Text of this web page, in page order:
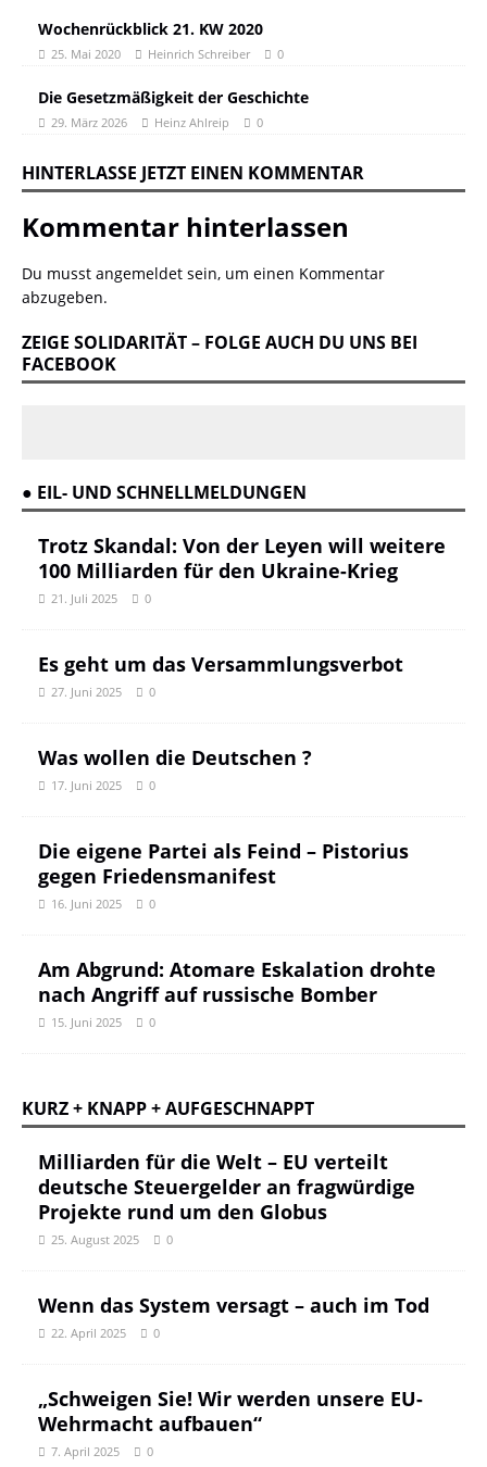
Wochenrückblick 21. KW 2020
25. Mai 2020 Heinrich Schreiber 0
Die Gesetzmäßigkeit der Geschichte
29. März 2026 Heinz Ahlreip 0
HINTERLASSE JETZT EINEN KOMMENTAR
Kommentar hinterlassen
Du musst angemeldet sein, um einen Kommentar
abzugeben.
ZEIGE SOLIDARITÄT – FOLGE AUCH DU UNS BEI
FACEBOOK
● EIL- UND SCHNELLMELDUNGEN
Trotz Skandal: Von der Leyen will weitere
100 Milliarden für den Ukraine-Krieg
21. Juli 2025 0
Es geht um das Versammlungsverbot
27. Juni 2025 0
Was wollen die Deutschen ?
17. Juni 2025 0
Die eigene Partei als Feind – Pistorius
gegen Friedensmanifest
16. Juni 2025 0
Am Abgrund: Atomare Eskalation drohte
nach Angriff auf russische Bomber
15. Juni 2025 0
KURZ + KNAPP + AUFGESCHNAPPT
Milliarden für die Welt – EU verteilt
deutsche Steuergelder an fragwürdige
Projekte rund um den Globus
25. August 2025 0
Wenn das System versagt – auch im Tod
22. April 2025 0
„Schweigen Sie! Wir werden unsere EU-
Wehrmacht aufbauen“
7. April 2025 0